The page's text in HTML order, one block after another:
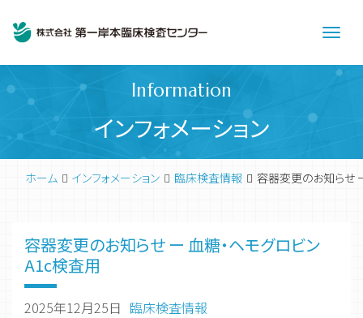
Information
インフォメーション
ホーム インフォメーション 臨床検査情報 容器変更のお知らせ
容器変更のお知らせ ー 血糖・ヘモグロビン
A1c検査用
2025年12月25日 臨床検査情報